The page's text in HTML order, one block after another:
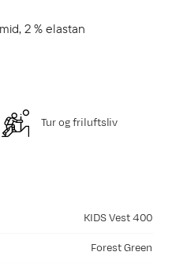
2 % elastan
KIDS Vest 400
Forest Green
Tur og friluftsliv